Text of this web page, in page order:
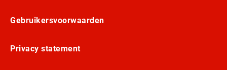
Gebruikersvoorwaarden
Privacy statement